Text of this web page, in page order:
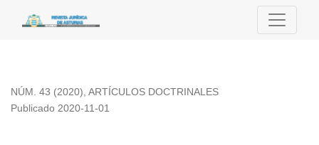
LAS ENTIDADES COLABORADORAS DE LA
NÚM. 43 (2020), ARTÍCULOS DOCTRINALES
Publicado 2020-11-01